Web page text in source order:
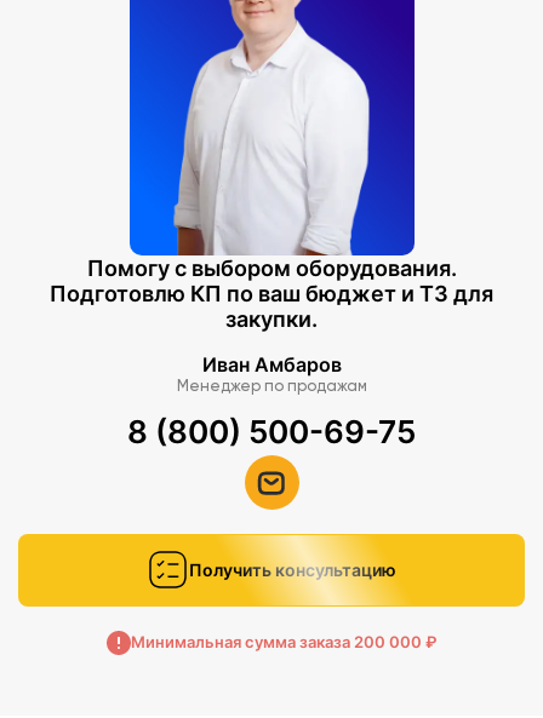
Помогу с выбором оборудования.
Подготовлю КП по ваш бюджет и ТЗ для
закупки.
Иван Амбаров
Менеджер по продажам
8 (800) 500-69-75
Получить консультацию
Минимальная сумма заказа 200 000 ₽